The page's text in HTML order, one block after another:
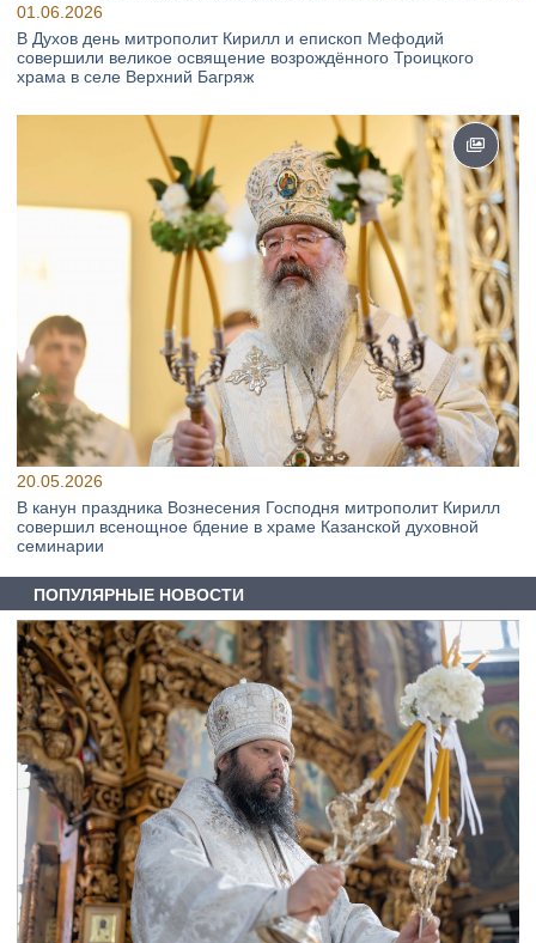
01.06.2026
В Духов день митрополит Кирилл и епископ Мефодий
совершили великое освящение возрождённого Троицкого
храма в селе Верхний Багряж
20.05.2026
В канун праздника Вознесения Господня митрополит Кирилл
совершил всенощное бдение в храме Казанской духовной
семинарии
ПОПУЛЯРНЫЕ НОВОСТИ